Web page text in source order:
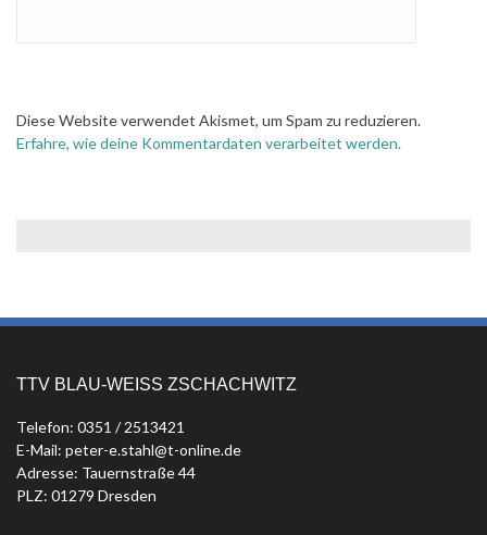
Diese Website verwendet Akismet, um Spam zu reduzieren.
Erfahre, wie deine Kommentardaten verarbeitet werden.
TTV BLAU-WEISS ZSCHACHWITZ
Telefon: 0351 / 2513421
E-Mail: peter-e.stahl@t-online.de
Adresse: Tauernstraße 44
PLZ: 01279 Dresden